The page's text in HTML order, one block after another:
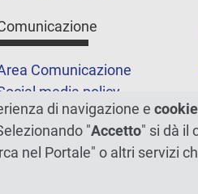
Comunicazione
media policy
e shop
di navigazione e
"Accetto" si dà il
nel Portale" o altri servizi